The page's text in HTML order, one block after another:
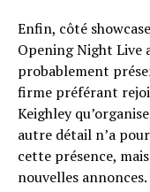
Enfin, côté
Opening Night Live
probablement
firme préférant
Keighley
autre détail n’a
cette présence,
nouvelles annonces.